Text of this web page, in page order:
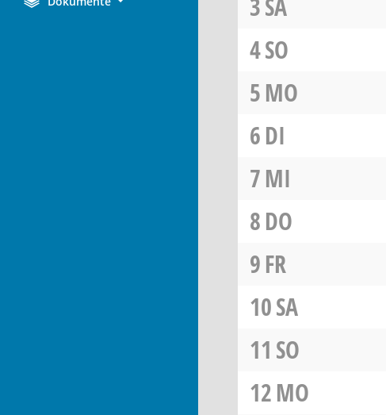
3SA
4SO
5MO
6DI
7MI
8DO
9FR
10SA
11 SO
12MO